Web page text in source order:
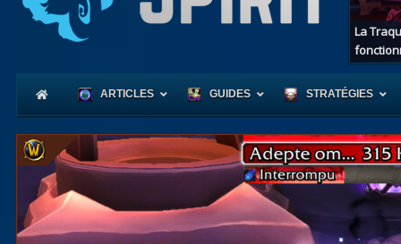
La
ARTICLES GUIDES
Coeur
STRATÉGIES